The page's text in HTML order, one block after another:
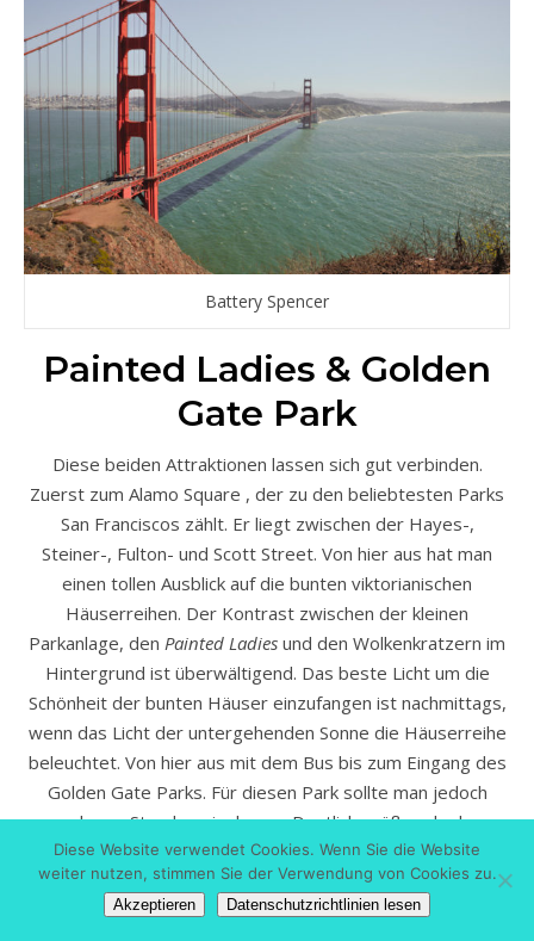
Battery Spencer
Painted Ladies & Golden
Gate Park
Diese beiden Attraktionen lassen sich gut verbinden.
Zuerst zum Alamo Square , der zu den beliebtesten Parks
San Franciscos zählt. Er liegt zwischen der Hayes-,
Steiner-, Fulton- und Scott Street. Von hier aus hat man
einen tollen Ausblick auf die bunten viktorianischen
Häuserreihen. Der Kontrast zwischen der kleinen
Parkanlage, den Painted Ladies und den Wolkenkratzern im
Hintergrund ist überwältigend. Das beste Licht um die
Schönheit der bunten Häuser einzufangen ist nachmittags,
wenn das Licht der untergehenden Sonne die Häuserreihe
beleuchtet. Von hier aus mit dem Bus bis zum Eingang des
Golden Gate Parks. Für diesen Park sollte man jedoch
mehrere Stunden einplanen. Deutlich größer als der
Central Park in New York – der Golden Gate Park erstreckt
sich über fünf Kilometer von Ost nach West und über 800
Meter von Nord nach Süd. Ich bin gelaufen und habe daher
Diese Website verwendet Cookies. Wenn Sie die Website
weiter nutzen, stimmen Sie der Verwendung von Cookies zu.
Akzeptieren Datenschutzrichtlinien lesen